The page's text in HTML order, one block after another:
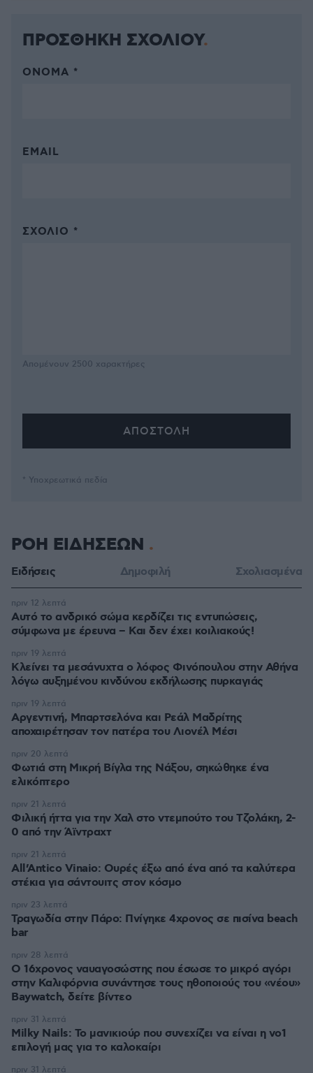
ΠΡΟΣΘΗΚΗ ΣΧΟΛΙΟΥ
ΌΝΟΜΑ *
EMAIL
ΣΧΌΛΙΟ *
Απομένουν 2500 χαρακτήρες
* Υποχρεωτικά πεδία
ΡΟΗ ΕΙΔΗΣΕΩΝ
Ειδήσεις Δημοφιλή Σχολιασμένα
Αυτό το ανδρικό σώμα κερδίζει τις εντυπώσεις,
σύμφωνα με έρευνα – Και δεν έχει κοιλιακούς!
πριν 12 λεπτά
Κλείνει τα μεσάνυχτα ο λόφος Φινόπουλου στην Αθήνα
λόγω αυξημένου κινδύνου εκδήλωσης πυρκαγιάς
πριν 19 λεπτά
Αργεντινή, Μπαρτσελόνα και Ρεάλ Μαδρίτης
αποχαιρέτησαν τον πατέρα του Λιονέλ Μέσι
πριν 19 λεπτά
Φωτιά στη Μικρή Βίγλα της Νάξου, σηκώθηκε ένα
ελικόπτερο
πριν 20 λεπτά
Φιλική ήττα για την Χαλ στο ντεμπούτο του Τζολάκη, 2-
0 από την Άϊντραχτ
πριν 21 λεπτά
All’Antico Vinaio: Ουρές έξω από ένα από τα καλύτερα
στέκια για σάντουιτς στον κόσμο
πριν 21 λεπτά
Τραγωδία στην Πάρο: Πνίγηκε 4χρονος σε πισίνα beach
bar
πριν 23 λεπτά
Ο 16χρονος ναυαγοσώστης που έσωσε το μικρό αγόρι
στην Καλιφόρνια συνάντησε τους ηθοποιούς του «νέου»
Baywatch, δείτε βίντεο
πριν 28 λεπτά
Milky Nails: Το μανικιούρ που συνεχίζει να είναι η νο1
επιλογή μας για το καλοκαίρι
πριν 31 λεπτά
πριν 31 λεπτά